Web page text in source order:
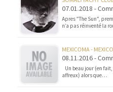
07.01.2018 -
Apres "The Sun",
n’a pas réinventé la
MEXICOMA -
08.11.2016 -
Un beau jour (en
affreux) alors que…